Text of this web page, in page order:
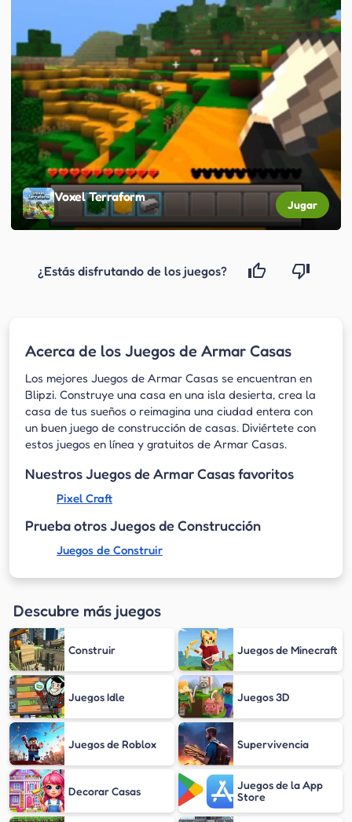
Voxel Terraform
Jugar
¿Estás disfrutando de los juegos?
Acerca de los Juegos de Armar Casas
Los mejores Juegos de Armar Casas se encuentran en
Blipzi. Construye una casa en una isla desierta, crea la
casa de tus sueños o reimagina una ciudad entera con
un buen juego de construcción de casas. Diviértete con
estos juegos en línea y gratuitos de Armar Casas.
Nuestros Juegos de Armar Casas favoritos
Pixel Craft
Prueba otros Juegos de Construcción
Juegos de Construir
Descubre más juegos
Construir Juegos de Minecraft
Juegos Idle Juegos 3D
Juegos de Roblox Supervivencia
Decorar Casas
Juegos de la App
Store